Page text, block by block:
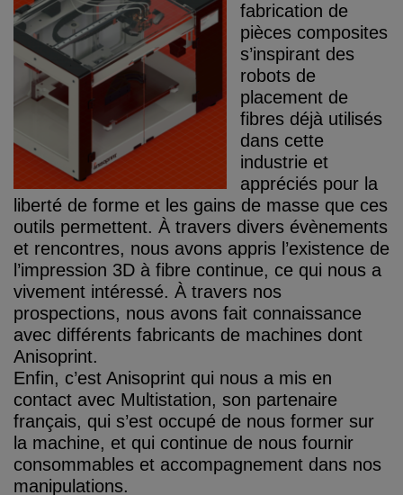
fabrication de
pièces composites
s’inspirant des
robots de
placement de
fibres déjà utilisés
dans cette
industrie et
appréciés pour la
liberté de forme et les gains de masse que ces
outils permettent. À travers divers évènements
et rencontres, nous avons appris l’existence de
l’impression 3D à fibre continue, ce qui nous a
vivement intéressé. À travers nos
prospections, nous avons fait connaissance
avec différents fabricants de machines dont
Anisoprint.
Enfin, c’est Anisoprint qui nous a mis en
contact avec Multistation, son partenaire
français, qui s’est occupé de nous former sur
la machine, et qui continue de nous fournir
consommables et accompagnement dans nos
manipulations.